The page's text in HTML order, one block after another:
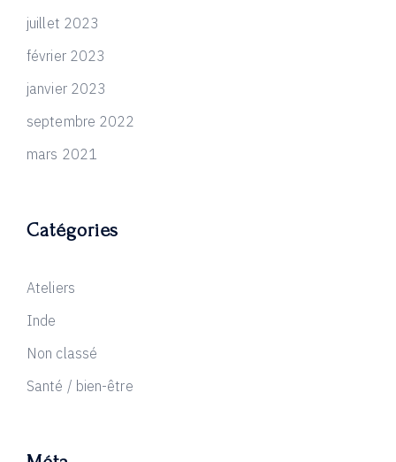
juillet 2023
février 2023
janvier 2023
septembre 2022
mars 2021
Catégories
Ateliers
Inde
Non classé
Santé / bien-être